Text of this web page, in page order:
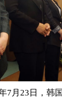
健康
公益
摄影
新华电视
月23日，韩